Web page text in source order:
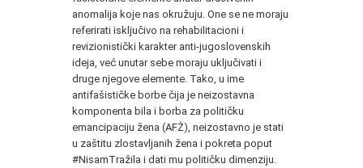
anomalija koje nas okružuju. One se ne moraju
referirati isključivo na rehabilitacioni i
revizionistički karakter anti-jugoslovenskih
ideja, već unutar sebe moraju uključivati i
druge njegove elemente. Tako, u ime
antifašističke borbe čija je neizostavna
komponenta bila i borba za političku
emancipaciju žena (AFŽ), neizostavno je stati
u zaštitu zlostavljanih žena i pokreta poput
#NisamTražila i dati mu političku dimenziju.